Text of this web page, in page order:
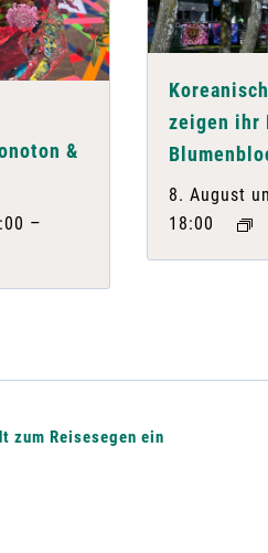
&
–
zeigen ihr
8. August
18:00
zum Reisesegen ein